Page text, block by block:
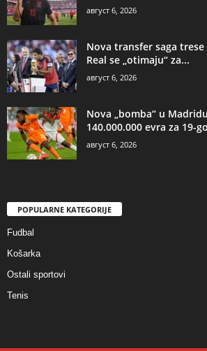
август 6, 2026
Nova transfer saga
Real se „otimaju“ za...
август 6, 2026
Nova „bomba“ u
140.000.000 evra za 19-
август 6, 2026
POPULARNE KATEGORIJE
Fudbal
Košarka
Ostali sportovi
Tenis